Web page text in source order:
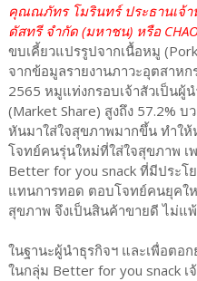
คุณณภัทร โมรินทร์ ประธานเจ้
ดัสทรี จำกัด (มหาชน) หรือ
ขบเคี้ยวแปรรูปจากเนื้อหมู
จากข้อมูลรายงานภาวะอุตสาหก
2565 หมูแท่งกรอบเจ้าสัวเป็นผู้
(Market Share) สูงถึง 57.2%
หันมาใส่ใจสุขภาพมากขึ้น ทำใ
โจทย์คนรุ่นใหม่ที่ใส่ใจสุขภาพ เ
Better for you snack ที่มีประโ
แทนการทอด ตอบโจทย์คนยุคใ
สุขภาพ จึงเป็นสินค้าขายดี ไม่แพ้
ในฐานะผู้นำธุรกิจฯ และเพื่อตอ
ในกลุ่ม Better for you snack